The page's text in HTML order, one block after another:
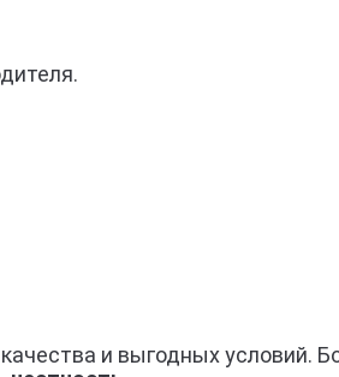
и выгодных условий.